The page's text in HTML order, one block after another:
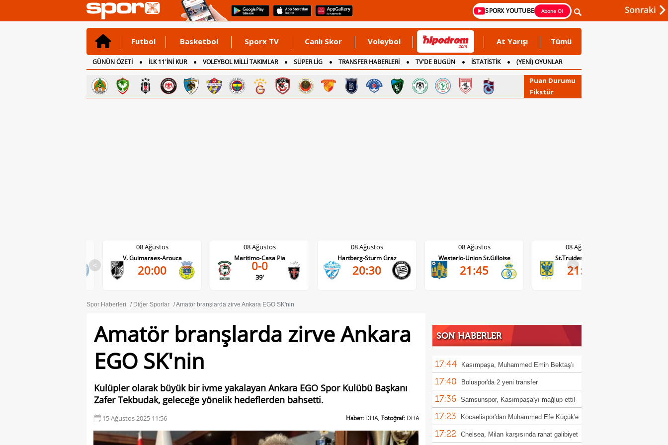
SPORX YOUTUBE Abone Ol
Futbol Basketbol Sporx TV Canlı Skor Voleybol At Yarışı Tümü
GÜNÜN ÖZETİ İLK 11'İNİ KUR VOLEYBOL MİLLİ TAKIMLAR SÜPER LİG TRANSFER HABERLERİ TV'DE BUGÜN İSTATİSTİK
(YENİ) OYUNLAR
CANLI ANLATIM
İNGİLTERE
Puan Durumu
Fikstür
<
08 Ağustos
Maritimo-Casa Pia
0-0
39'
08 Ağustos
Hartberg-Sturm Graz
20:30
08 Ağustos
Westerlo-Union St.Gilloise
21:45
08 Ağustos
St.Truiden-Lommel
21:45
08 Ağustos
Standard Liege-Cercle Brugge
19:15
>
Spor Haberleri Diğer Sporlar Amatör branşlarda zirve Ankara EGO SK'nin
Amatör branşlarda zirve Ankara
EGO SK'nin
Kulüpler olarak büyük bir ivme yakalayan Ankara EGO Spor Kulübü Başkanı
Zafer Tekbudak, geleceğe yönelik hedeflerden bahsetti.
15 Ağustos 2025 11:56 Haber: DHA, Fotoğraf: DHA
SON HABERLER
17:44 Kasımpaşa, Muhammed Emin Bektaş'ı
açıkladı!
17:40 Boluspor'da 2 yeni transfer
17:36 Samsunspor, Kasımpaşa'yı mağlup etti!
17:23 Kocaelispor'dan Muhammed Efe Küçük'e
5 yıllık imza
17:22 Chelsea, Milan karşısında rahat galibiyet